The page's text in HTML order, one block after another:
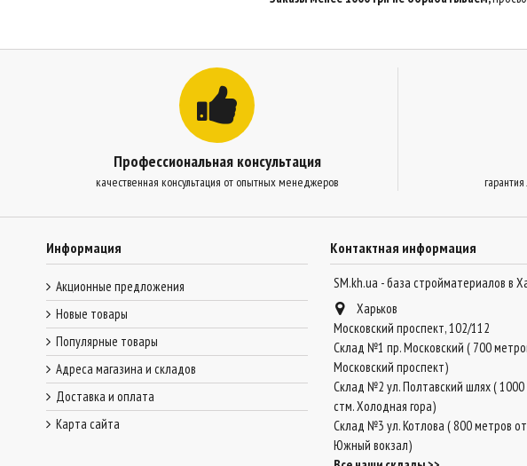
Профессиональная консультация
качественная консультация от опытных менеджеров
Информация
Акционные предложения
Новые товары
Популярные товары
Адреса магазина и складов
Доставка и оплата
Карта сайта
Контактная информация
SM.kh.ua - база стройматериалов в
Харьков
Московский проспект, 102/112
Склад №1 пр. Московский ( 700
Московский проспект)
Склад №2 ул. Полтавский шлях (
стм. Холодная гора)
Склад №3 ул. Котлова ( 800 метров
Южный вокзал)